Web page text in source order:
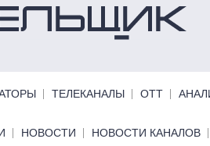
ТЕЛЕКАНАЛЫ ОТТ
НОВОСТИ НОВОСТИ КАНАЛОВ